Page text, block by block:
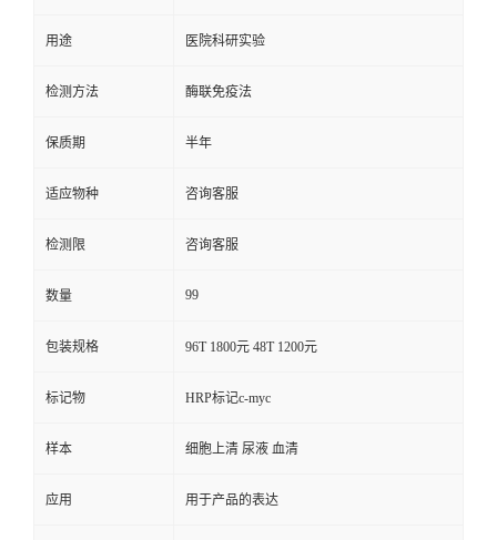
用途 医院科研实验
检测方法 酶联免疫法
保质期 半年
适应物种 咨询客服
检测限 咨询客服
数量 99
包装规格 96T 1800元 48T 1200元
标记物 HRP标记c-myc
样本 细胞上清 尿液 血清
应用 用于产品的表达